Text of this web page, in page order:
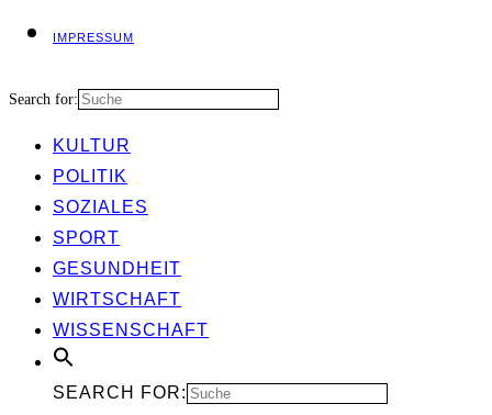
IMPRES­SUM
Search for:
KUL­TUR
POLI­TIK
SOZIA­LES
SPORT
GESUND­HEIT
WIRT­SCHAFT
WIS­SEN­SCHAFT
SEARCH FOR: